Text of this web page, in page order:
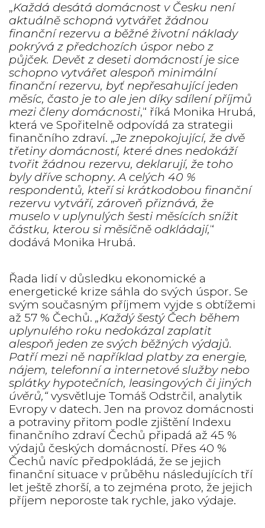
„Každá desátá domácnost v Česku není
aktuálně schopná vytvářet žádnou
finanční rezervu a běžné životní náklady
pokrývá z předchozích úspor nebo z
půjček. Devět z deseti domácností je sice
schopno vytvářet alespoň minimální
finanční rezervu, byť nepřesahující jeden
měsíc, často je to ale jen díky sdílení příjmů
mezi členy domácnosti,“ říká Monika Hrubá,
která ve Spořitelně odpovídá za strategii
finančního zdraví. „Je znepokojující, že dvě
třetiny domácností, které dnes nedokáží
tvořit žádnou rezervu, deklarují, že toho
byly dříve schopny.A celých 40 %
respondentů, kteří si krátkodobou finanční
rezervu vytváří, zároveň přiznává, že
muselo v uplynulých šesti měsících snížit
částku, kterou si měsíčně odkládají,“
dodává Monika Hrubá.
Řada lidí v důsledku ekonomické a
energetické krize sáhla do svých úspor. Se
svým současným příjmem vyjde s obtížemi
až 57 % Čechů.„Každý šestý Čech během
uplynulého roku nedokázal zaplatit
alespoň jeden ze svých běžných výdajů.
Patří mezi ně například platby za energie,
nájem, telefonní a internetové služby nebo
splátky hypotečních, leasingových či jiných
úvěrů,“vysvětluje Tomáš Odstrčil, analytik
Evropy v datech. Jen na provoz domácnosti
a potraviny přitom podle zjištění Indexu
finančního zdraví Čechů připadá až 45 %
výdajů českých domácností. Přes 40 %
Čechů navíc předpokládá, že se jejich
finanční situace v průběhu následujících tří
let ještě zhorší, a to zejména proto, že jejich
příjem neporoste tak rychle, jako výdaje.